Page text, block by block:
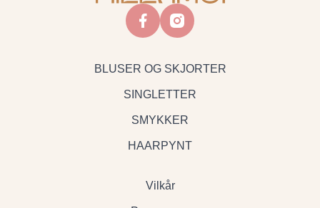
facebookinstagram
BLUSER OG SKJORTER
SINGLETTER
SMYKKER
HAARPYNT
Vilkår